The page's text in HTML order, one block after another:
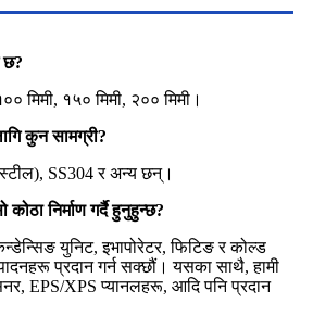
छ?
मिमी, १५० मिमी, २०० मिमी।
कुन सामग्री?
SS304 र अन्य छन्।
निर्माण गर्दै हुनुहुन्छ?
युनिट, इभापोरेटर, फिटिङ र कोल्ड
प्रदान गर्न सक्छौं। यसका साथै, हामी
EPS/XPS प्यानलहरू, आदि पनि प्रदान